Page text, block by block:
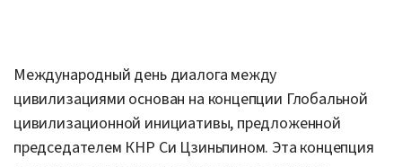
Международный день диалога между
цивилизациями основан на концепции Глобальной
цивилизационной инициативы, предложенной
председателем КНР Си Цзиньпином. Эта концепция